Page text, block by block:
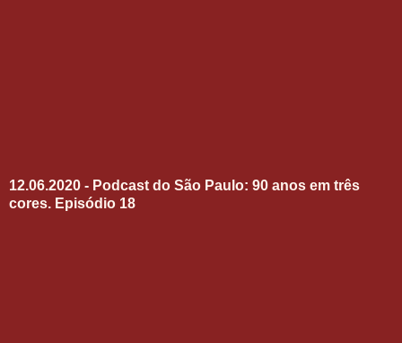
12.06.2020 - Podcast do São Paulo: 90 anos em três
cores. Episódio 18